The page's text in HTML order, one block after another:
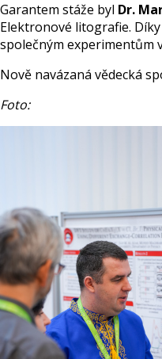
Garantem stáže byl Dr.
Elektronové litografie.
společným experimentům
Nově navázaná vědecká
Foto: